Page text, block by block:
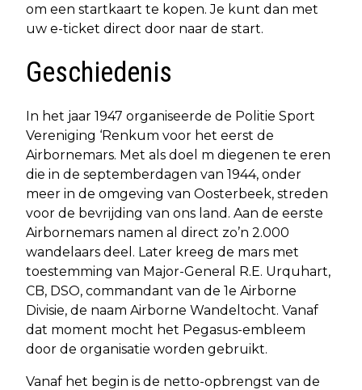
om een startkaart te kopen. Je kunt dan met
uw e-ticket direct door naar de start.
Geschiedenis
In het jaar 1947 organiseerde de Politie Sport
Vereniging ‘Renkum voor het eerst de
Airbornemars. Met als doel m diegenen te eren
die in de septemberdagen van 1944, onder
meer in de omgeving van Oosterbeek, streden
voor de bevrijding van ons land. Aan de eerste
Airbornemars namen al direct zo’n 2.000
wandelaars deel. Later kreeg de mars met
toestemming van Major-General R.E. Urquhart,
CB, DSO, commandant van de 1e Airborne
Divisie, de naam Airborne Wandeltocht. Vanaf
dat moment mocht het Pegasus-embleem
door de organisatie worden gebruikt.
Vanaf het begin is de netto-opbrengst van de